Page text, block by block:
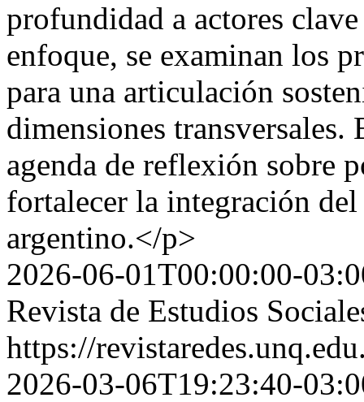
profundidad a actores
enfoque, se examinan los
para una articulación
dimensiones transversales.
agenda de reflexión sobre
fortalecer la integración
argentino.</p>
2026-06-01T00:00:00-
Revista de Estudios
https://
2026-03-06T19:23:40-